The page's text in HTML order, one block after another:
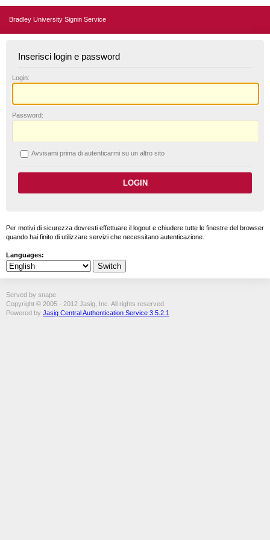
Bradley University Signin Service
Inserisci login e password
L ogin:
Password:
Avvisami prima di autenticarmi su un altro sito
Per motivi di sicurezza dovresti effettuare il logout e chiudere tutte le finestre del browser
quando hai finito di utilizzare servizi che necessitano autenticazione.
Languages:
Served by snape
Copyright © 2005 - 2012 Jasig, Inc. All rights reserved.
Powered by Jasig Central Authentication Service 3.5.2.1